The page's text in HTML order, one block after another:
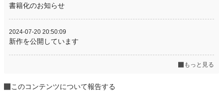
書籍化のお知らせ
2024-07-20 20:50:09
新作を公開しています
もっと見る
このコンテンツについて報告する